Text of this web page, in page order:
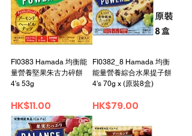
FI0383 Hamada 均衡能
量營養堅果朱古力碎餅
4's 53g
Price
HK$11.00
FI0382_8 Hamada 均衡
能量營養綜合水果提子餅
4's 70g x (原裝8盒)
Price
HK$79.00